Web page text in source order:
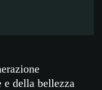
della bellezza